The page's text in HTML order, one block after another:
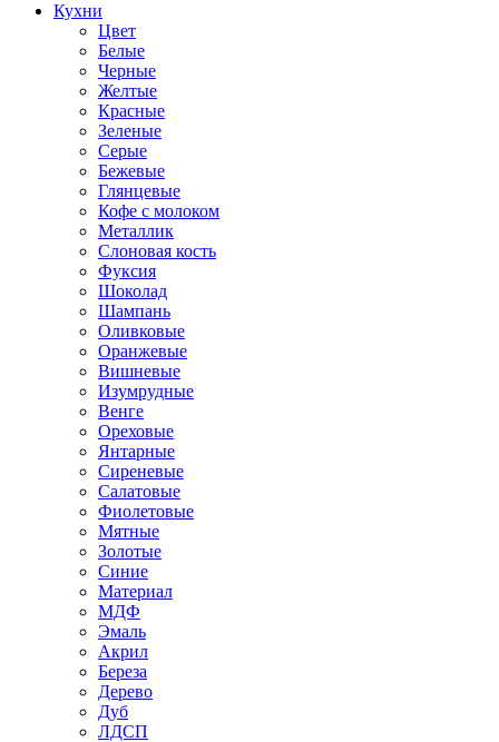
Кухни
Цвет
Белые
Черные
Желтые
Красные
Зеленые
Серые
Бежевые
Глянцевые
Кофе с молоком
Металлик
Слоновая кость
Фуксия
Шоколад
Шампань
Оливковые
Оранжевые
Вишневые
Изумрудные
Венге
Ореховые
Янтарные
Сиреневые
Салатовые
Фиолетовые
Мятные
Золотые
Синие
Материал
МДФ
Эмаль
Акрил
Береза
Дерево
Дуб
ЛДСП